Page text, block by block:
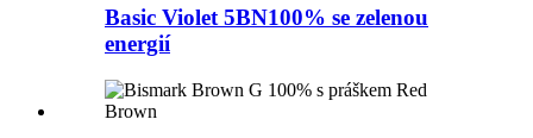
Basic Violet 5BN100% se zelenou
energií